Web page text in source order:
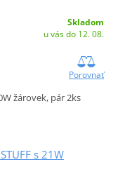
Skladom
u vás do 12. 08.
Porovnať
žárovek, pár 2ks
s 21W